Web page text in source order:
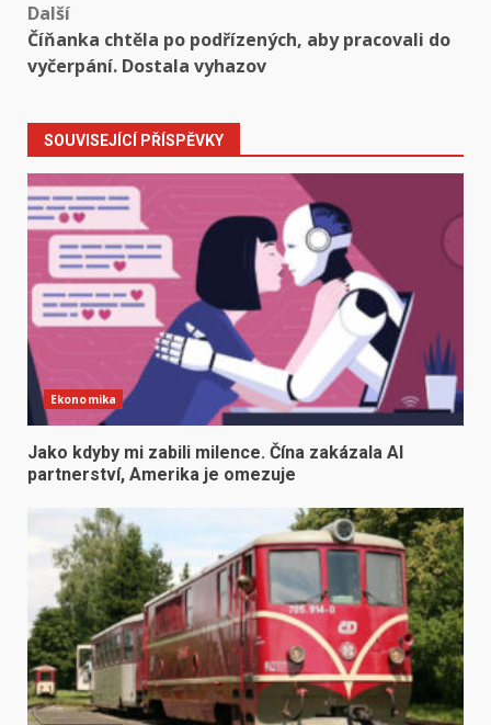
Další
Číňanka chtěla po podřízených, aby pracovali do
vyčerpání. Dostala vyhazov
SOUVISEJÍCÍ PŘÍSPĚVKY
Ekonomika
Jako kdyby mi zabili milence. Čína zakázala AI
partnerství, Amerika je omezuje